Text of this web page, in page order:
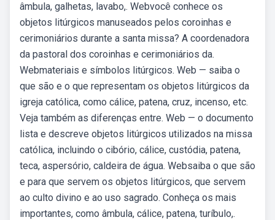
âmbula, galhetas, lavabo,. Webvocê conhece os
objetos litúrgicos manuseados pelos coroinhas e
cerimoniários durante a santa missa? A coordenadora
da pastoral dos coroinhas e cerimoniários da.
Webmateriais e símbolos litúrgicos. Web — saiba o
que são e o que representam os objetos litúrgicos da
igreja católica, como cálice, patena, cruz, incenso, etc.
Veja também as diferenças entre. Web — o documento
lista e descreve objetos litúrgicos utilizados na missa
católica, incluindo o cibório, cálice, custódia, patena,
teca, aspersório, caldeira de água. Websaiba o que são
e para que servem os objetos litúrgicos, que servem
ao culto divino e ao uso sagrado. Conheça os mais
importantes, como âmbula, cálice, patena, turíbulo,.